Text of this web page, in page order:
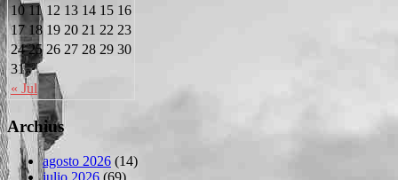
« Jul
10 11 12 13 14 15 16
17 18 19 20 21 22 23
24 25 26 27 28 29 30
31
Archius
agosto 2026 (14)
julio 2026 (69)